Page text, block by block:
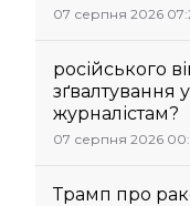
07 серпня 2026
російського
зґвалтування
журналістам?
07 серпня 2026
Трамп про